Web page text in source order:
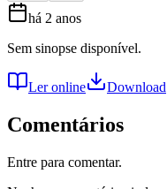
há 2 anos
Sem sinopse disponível.
Ler online Download
Comentários
Entre para comentar.